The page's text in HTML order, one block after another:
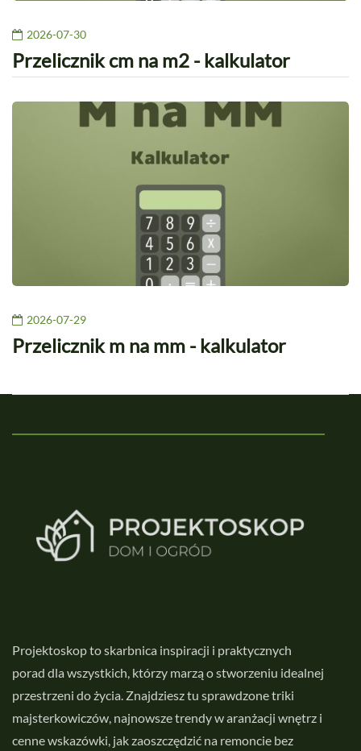
2026-07-30
Przelicznik cm na m2 - kalkulator
2026-07-29
Przelicznik m na mm - kalkulator
Projektoskop to skarbnica inspiracji i praktycznych
porad dla wszystkich, którzy marzą o stworzeniu idealnej
przestrzeni do życia. Znajdziesz tu sprawdzone triki
majsterkowiczów, najnowsze trendy w aranżacji wnętrz i
cenne wskazówki, jak zaoszczędzić na remoncie bez